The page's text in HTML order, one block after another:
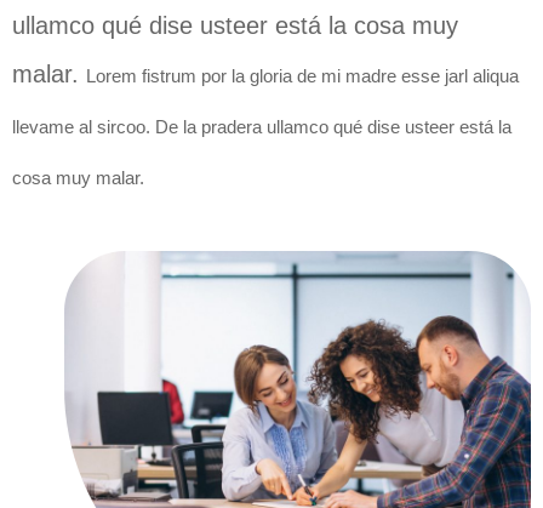
ullamco qué dise usteer está la cosa muy
malar. Lorem fistrum por la gloria de mi madre esse jarl aliqua
llevame al sircoo. De la pradera ullamco qué dise usteer está la
cosa muy malar.